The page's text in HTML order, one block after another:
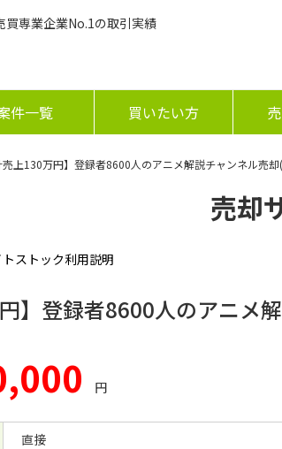
買専業企業No.1の取引実績
件一覧 買いたい方
売上130万円】登録者8600人のアニメ解説チャンネル売
売却
ストック利用説明
円】登録者8600人のアニメ
円
直接